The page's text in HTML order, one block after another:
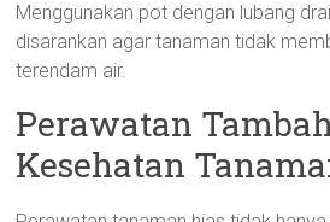
Menggunakan pot dengan lubang
disarankan agar tanaman tidak
terendam air.
Perawatan
Kesehatan